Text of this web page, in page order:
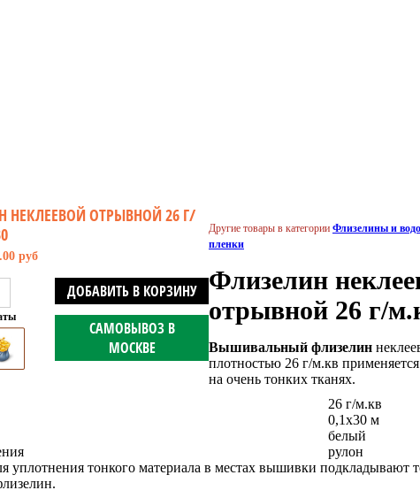
НЕКЛЕЕВОЙ ОТРЫВНОЙ 26 Г/
руб
ДОБАВИТЬ В КОРЗИНУ
САМОВЫВОЗ В
МОСКВЕ
26 г/м.кв
0,1x30 м
белый
рулон
Другие товары в категории Флизелины и
пленки
Флизелин
отрывной 26 г/
Вышивальный флизелин
плотностью 26 г/м.кв
на очень тонких тканях.
уплотнения тонкого материала в местах вышивки подкладывают